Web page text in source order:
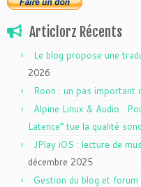
Articlorz Récents
Le blog propose une
2026
Roon : un pas important
Alpine Linux & Audio :
Latence” tue la qualité
JPlay iOS : lecture de
décembre 2025
Gestion du blog et forum